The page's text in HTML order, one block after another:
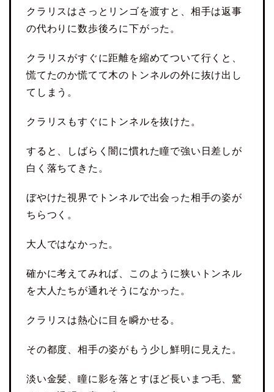
クラリスはさっとリンゴを渡すと、相手は返事
の代わりに数歩後ろに下がった。
クラリスがすぐに距離を縮めてついて行くと、
慌てたのか慌てて木のトンネルの外に抜け出し
てしまう。
クラリスもすぐにトンネルを抜けた。
すると、しばらく闇に慣れた瞳で強い日差しが
白く落ちてきた。
ぼやけた視界でトンネルで出会った相手の姿が
ちらつく。
大人ではなかった。
確かに考えてみれば、このように狭いトンネル
を大人たちが通れそうになかった。
クラリスは熱心に目を瞬かせる。
その都度、相手の姿がもう少し鮮明に見えた。
淡い金髪、瞳に影を落とすほど長いまつ毛、驚